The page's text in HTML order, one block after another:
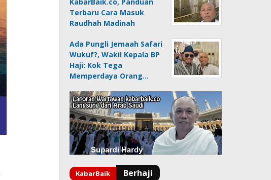
KabarBaik.co, Panduan
Terbaru Cara Masuk
Raudhah Madinah
Ada Pungli Jemaah Safari
Wukuf?, Wakil Kepala BP
Haji: Kok Tega
Memperdaya Orang…